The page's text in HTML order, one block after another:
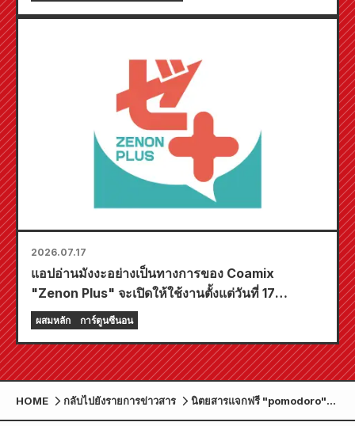
2026.07.17
แอปอ่านมังงะอย่างเป็นทางการของ Coamix
"Zenon Plus" จะเปิดให้ใช้งานตั้งแต่วันที่ 17
กรกฎาคมนี้! แอปนี้อัดแน่นไปด้วยฟีเจอร์มากมายที่จะ
ทำให้คุณเพลิดเพลินอย่างเต็มที่ รวมถึงฟีเจอร์ "เลือก
บทแรกฟรี" และ "อัปเดตทุกวัน"!
ผสมหลัก การ์ตูนซีนอน
HOME กลับไปยังรายการข่าวสาร
นิตยสารแจกฟรี "pomodoro"
ฉบับที่ 9 ตีพิมพ์แล้ว ฟีเจอร์พิเศษ